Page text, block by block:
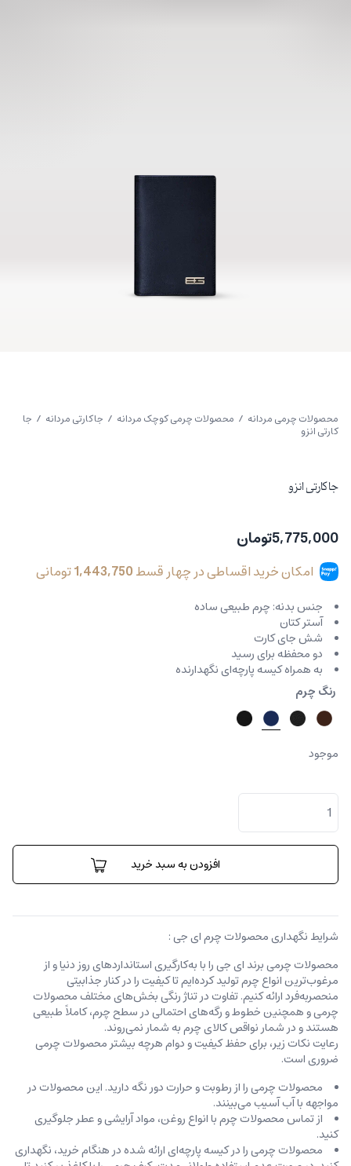
محصولات چرمی مردانه / محصولات چرمی کوچک مردانه / جاکارتی مردانه / جا
کارتی انزو
جا کارتی انزو
5,775,000تومان
امکان خرید اقساطی در چهار قسط1,443,750تومانی
جنس بدنه: چرم طبیعی ساده
آستر کتان
شش جای کارت
دو محفظه برای رسید
به همراه کیسه پارچه‌ای نگهدارنده
رنگ چرم
موجود
جا
کارتی
انزو
عدد
افزودن به سبد خرید
شرایط نگهداری محصولات چرم ای جی :
محصولات چرمی برند ای جی را با به‌کارگیری استانداردهای روز دنیا و از
مرغوب‌ترین انواع چرم تولید کرده‌ایم تا کیفیت را در کنار جذابیتی
منحصربه‌فرد ارائه کنیم. تفاوت در تناژ رنگی بخش‌های مختلف محصولات
چرمی و همچنین خطوط و رگه‌‌های احتمالی در سطح چرم، کاملاً طبیعی
هستند و در شمار نواقص کالای چرم به شمار نمی‌روند.
رعایت نکات زیر، برای حفظ کیفیت و دوام هرچه بیشتر محصولات چرمی
ضروری است.
محصولات چرمی را از رطوبت و حرارت دور نگه دارید. این محصولات در
مواجهه با آب آسیب می‌بینند.
از تماس محصولات چرم با انواع روغن‌، مواد آرایشی و عطر جلوگیری
کنید.
محصولات چرمی را در کیسه‌ پارچه‌ای ارائه شده در هنگام خرید، ‌نگهداری